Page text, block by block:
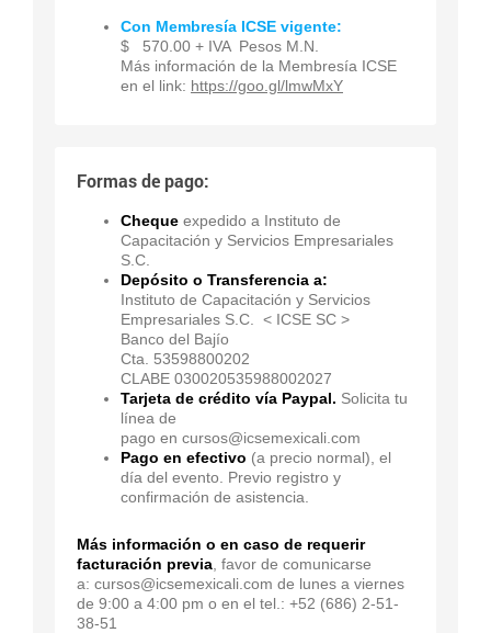
Con Membresía ICSE vigente:
$ 570.00 + IVA Pesos M.N.
Más información de la Membresía ICSE
en el link: https://goo.gl/lmwMxY
Formas de pago:
Cheque expedido a Instituto de
Capacitación y Servicios Empresariales
S.C.
Depósito o Transferencia a:
Instituto de Capacitación y Servicios
Empresariales S.C. < ICSE SC >
Banco del Bajío
Cta. 53598800202
CLABE 030020535988002027
Tarjeta de crédito vía Paypal. Solicita tu
línea de
pago en cursos@icsemexicali.com
Pago en efectivo (a precio normal), el
día del evento. Previo registro y
confirmación de asistencia.
Más información o en caso de requerir
facturación previa , favor de comunicarse
a: cursos@icsemexicali.com de lunes a viernes
de 9:00 a 4:00 pm o en el tel.: +52 (686) 2-51-
38-51